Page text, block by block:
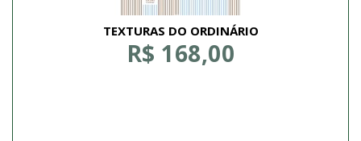
TEXTURAS DO ORDINÁRIO
R$ 168,00